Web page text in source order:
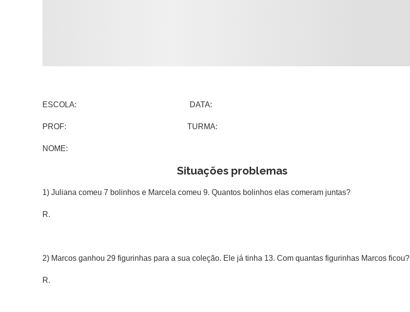
ESCOLA: DATA:
PROF: TURMA:
NOME:
Situações problemas
1) Juliana comeu 7 bolinhos e Marcela comeu 9. Quantos bolinhos elas comeram juntas?
R.
2) Marcos ganhou 29 figurinhas para a sua coleção. Ele já tinha 13. Com quantas figurinhas Marcos ficou?
R.